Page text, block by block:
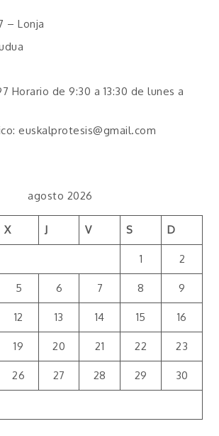
– Lonja
Horario de 9:30 a 13:30 de lunes a
euskalprotesis@gmail.com
agosto 2026
X J V S D
1 2
5 6 7 8 9
12 13 14 15 16
19 20 21 22 23
26 27 28 29 30